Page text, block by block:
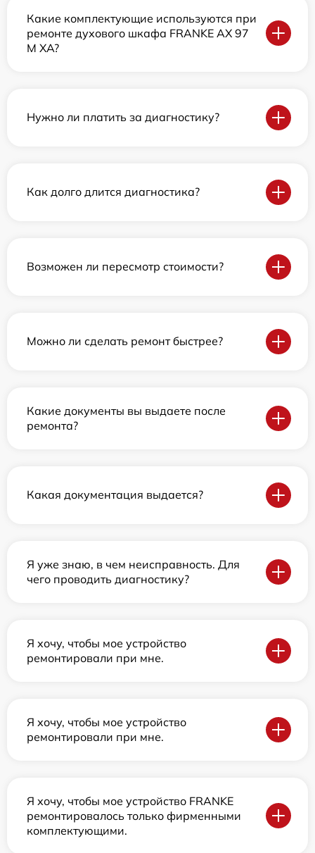
Какие комплектующие используются при
ремонте духового шкафа FRANKE AX 97
M XA?
Нужно ли платить за диагностику?
Как долго длится диагностика?
Возможен ли пересмотр стоимости?
Можно ли сделать ремонт быстрее?
Какие документы вы выдаете после
ремонта?
Какая документация выдается?
Я уже знаю, в чем неисправность. Для
чего проводить диагностику?
Я хочу, чтобы мое устройство
ремонтировали при мне.
Я хочу, чтобы мое устройство
ремонтировали при мне.
Я хочу, чтобы мое устройство FRANKE
ремонтировалось только фирменными
комплектующими.